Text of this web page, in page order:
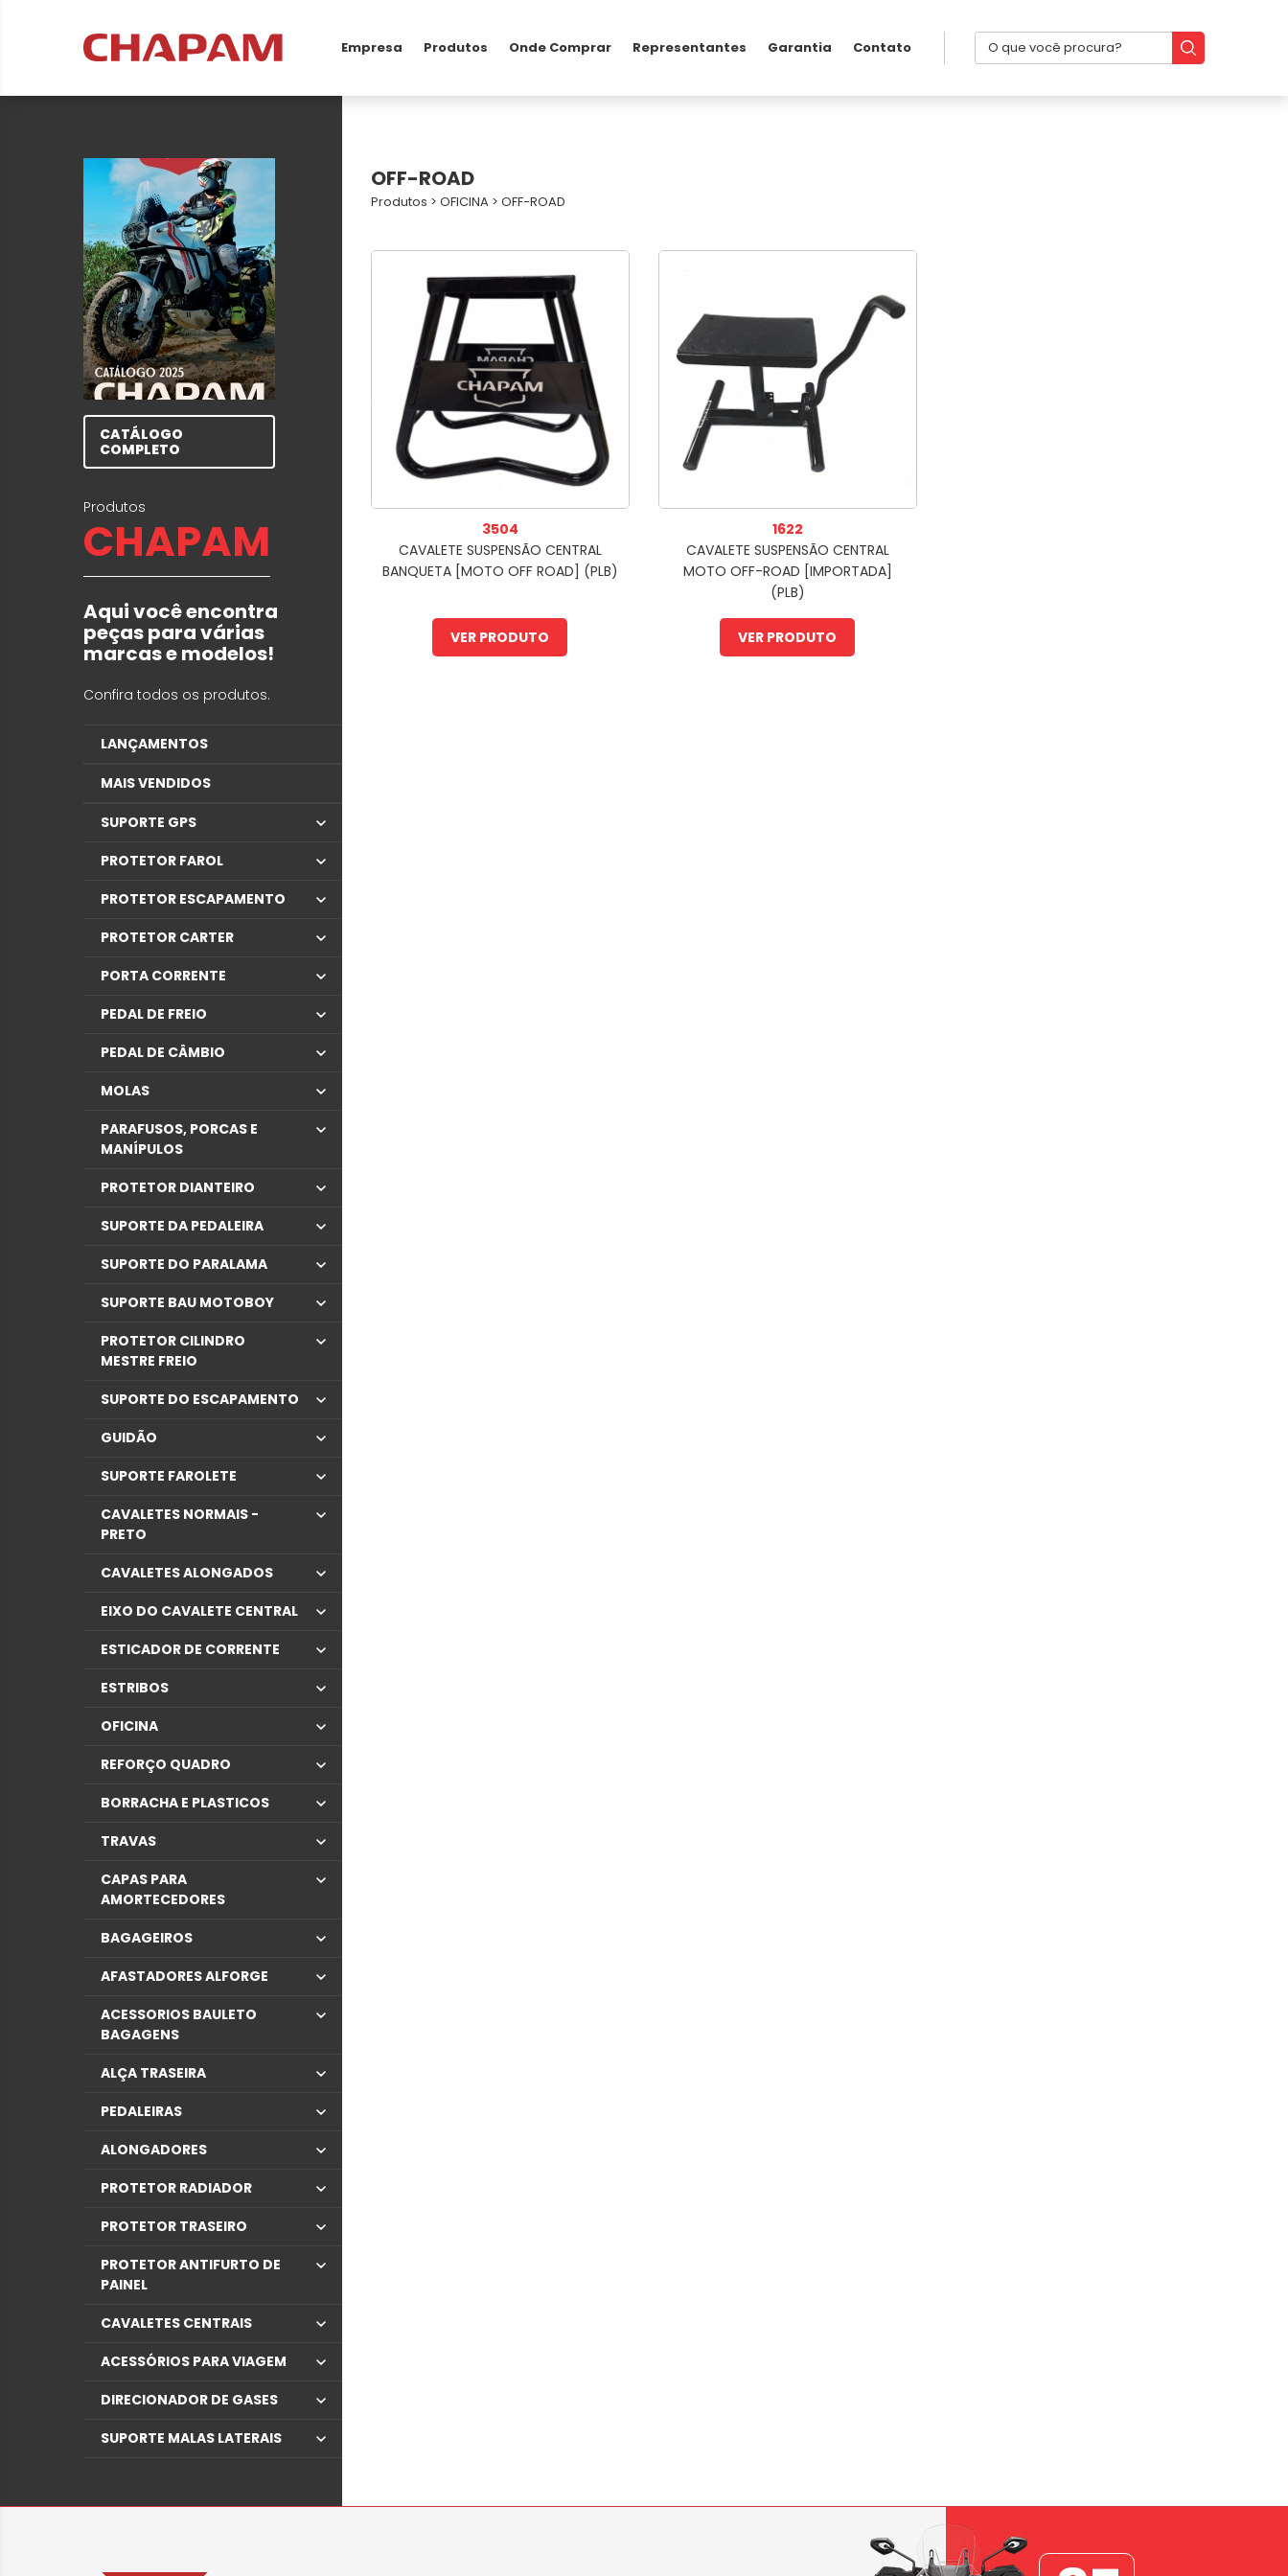
Empresa Produtos Onde Comprar Representantes Garantia Contato
CATÁLOGO
COMPLETO
Produtos
CHAPAM
Aqui você encontra
peças para várias
marcas e modelos!
Confira todos os produtos.
LANÇAMENTOS
MAIS VENDIDOS
SUPORTE GPS
PROTETOR FAROL
PROTETOR ESCAPAMENTO
PROTETOR CARTER
PORTA CORRENTE
PEDAL DE FREIO
PEDAL DE CÂMBIO
MOLAS
PARAFUSOS, PORCAS E
MANÍPULOS
PROTETOR DIANTEIRO
SUPORTE DA PEDALEIRA
SUPORTE DO PARALAMA
SUPORTE BAU MOTOBOY
PROTETOR CILINDRO
MESTRE FREIO
SUPORTE DO ESCAPAMENTO
GUIDÃO
SUPORTE FAROLETE
CAVALETES NORMAIS -
PRETO
CAVALETES ALONGADOS
EIXO DO CAVALETE CENTRAL
ESTICADOR DE CORRENTE
ESTRIBOS
OFICINA
REFORÇO QUADRO
BORRACHA E PLASTICOS
TRAVAS
CAPAS PARA
AMORTECEDORES
BAGAGEIROS
AFASTADORES ALFORGE
ACESSORIOS BAULETO
BAGAGENS
ALÇA TRASEIRA
PEDALEIRAS
ALONGADORES
PROTETOR RADIADOR
PROTETOR TRASEIRO
PROTETOR ANTIFURTO DE
PAINEL
CAVALETES CENTRAIS
ACESSÓRIOS PARA VIAGEM
DIRECIONADOR DE GASES
SUPORTE MALAS LATERAIS
OFF-ROAD
Produtos > OFICINA > OFF-ROAD
3504
CAVALETE SUSPENSÃO CENTRAL
BANQUETA [MOTO OFF ROAD] (PLB)
VER PRODUTO
1622
CAVALETE SUSPENSÃO CENTRAL
MOTO OFF-ROAD [IMPORTADA]
(PLB)
VER PRODUTO